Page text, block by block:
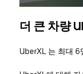
더 큰 차량
UberXL 는 최대 6